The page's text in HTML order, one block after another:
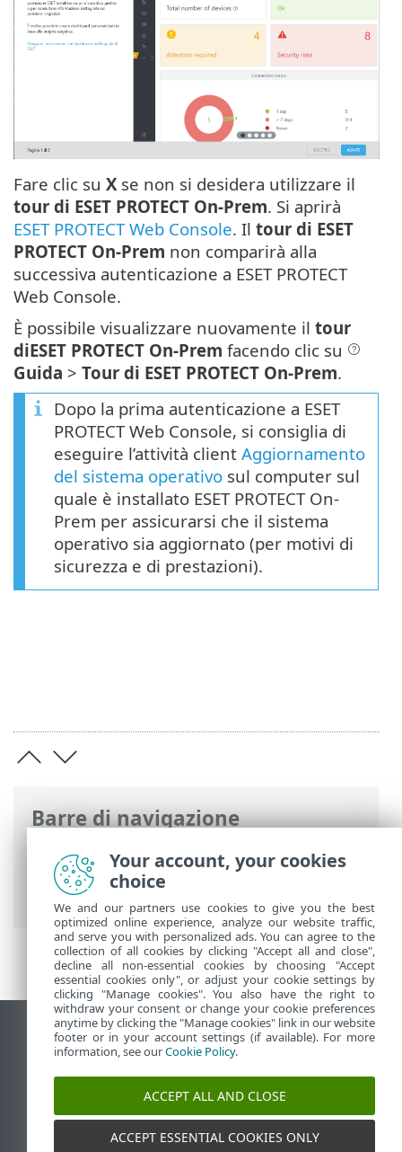
Barre di navigazione
Guida online ESET>ESET PROTECT On-
Prem>Per iniziare
ESET PROTECT Web
Console > Tour di ESET PROTECT On-Prem
Fare clic su X se non si desidera utilizzare il
tour di ESET PROTECT On-Prem. Si aprirà
ESET PROTECT Web Console. Il tour di ESET
PROTECT On-Prem non comparirà alla
successiva autenticazione a ESET PROTECT
Web Console.
È possibile visualizzare nuovamente il tour
diESET PROTECT On-Prem facendo clic su
Guida > Tour di ESET PROTECT On-Prem.
Dopo la prima autenticazione a ESET
PROTECT Web Console, si consiglia di
eseguire l’attività client Aggiornamento
del sistema operativo sul computer sul
quale è installato ESET PROTECT On-
Prem per assicurarsi che il sistema
operativo sia aggiornato (per motivi di
sicurezza e di prestazioni).
Visualizza sito desktop
End of Life
ESET Knowledge Base
ESET Status Portal
Your account, your cookies
choice
We and our partners use cookies to give you the best
optimized online experience, analyze our website traffic,
and serve you with personalized ads. You can agree to the
collection of all cookies by clicking "Accept all and close",
decline all non-essential cookies by choosing "Accept
essential cookies only", or adjust your cookie settings by
clicking "Manage cookies". You also have the right to
withdraw your consent or change your cookie preferences
anytime by clicking the "Manage cookies" link in our website
footer or in your account settings (if available). For more
information, see ourCookie Policy.
ACCEPT ALL AND CLOSE
ACCEPT ESSENTIAL COOKIES ONLY